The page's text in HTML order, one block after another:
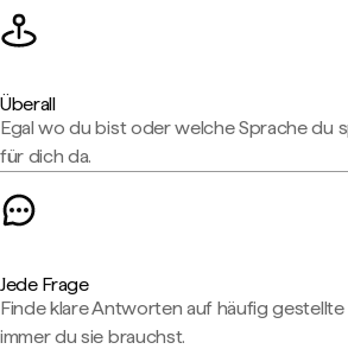
Überall
Egal wo du bist oder welche Sprache du
für dich da.
Jede Frage
Finde klare Antworten auf häufig gestellte
immer du sie brauchst.